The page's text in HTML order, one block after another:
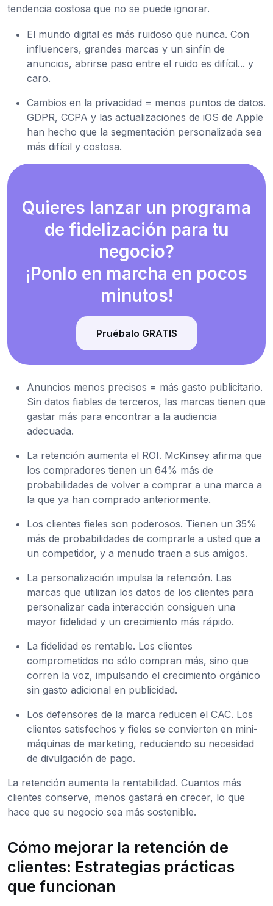
tendencia costosa que no se puede ignorar.
El mundo digital es más ruidoso que nunca. Con
influencers, grandes marcas y un sinfín de
anuncios, abrirse paso entre el ruido es difícil... y
caro.
Cambios en la privacidad = menos puntos de datos.
GDPR, CCPA y las actualizaciones de iOS de Apple
han hecho que la segmentación personalizada sea
más difícil y costosa.
Quieres lanzar un programa
de fidelización para tu
negocio?
¡Ponlo en marcha en pocos
minutos!
Pruébalo GRATIS
Anuncios menos precisos = más gasto publicitario.
Sin datos fiables de terceros, las marcas tienen que
gastar más para encontrar a la audiencia
adecuada.
La retención aumenta el ROI. McKinsey afirma que
los compradores tienen un 64% más de
probabilidades de volver a comprar a una marca a
la que ya han comprado anteriormente.
Los clientes fieles son poderosos. Tienen un 35%
más de probabilidades de comprarle a usted que a
un competidor, y a menudo traen a sus amigos.
La personalización impulsa la retención. Las
marcas que utilizan los datos de los clientes para
personalizar cada interacción consiguen una
mayor fidelidad y un crecimiento más rápido.
La fidelidad es rentable. Los clientes
comprometidos no sólo compran más, sino que
corren la voz, impulsando el crecimiento orgánico
sin gasto adicional en publicidad.
Los defensores de la marca reducen el CAC. Los
clientes satisfechos y fieles se convierten en mini-
máquinas de marketing, reduciendo su necesidad
de divulgación de pago.
La retención aumenta la rentabilidad. Cuantos más
clientes conserve, menos gastará en crecer, lo que
hace que su negocio sea más sostenible.
Cómo mejorar la retención de
clientes: Estrategias prácticas
que funcionan